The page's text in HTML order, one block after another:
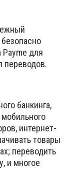
для
переводов.
банкинга,
интернет-
товары
переводить
и многое